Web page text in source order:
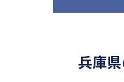
兵庫